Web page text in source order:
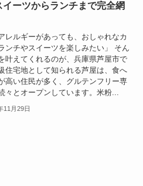
イーツからランチまで完全網
レルギーがあっても、おしゃれなカ
ンチやスイーツを楽しみたい」 そん
叶えてくれるのが、兵庫県芦屋市で
住宅地として知られる芦屋は、食へ
高い住民が多く、グルテンフリー専
々とオープンしています。米粉...
11月29日